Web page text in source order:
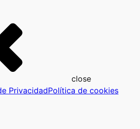
close
PrivacidadPolítica de cookies